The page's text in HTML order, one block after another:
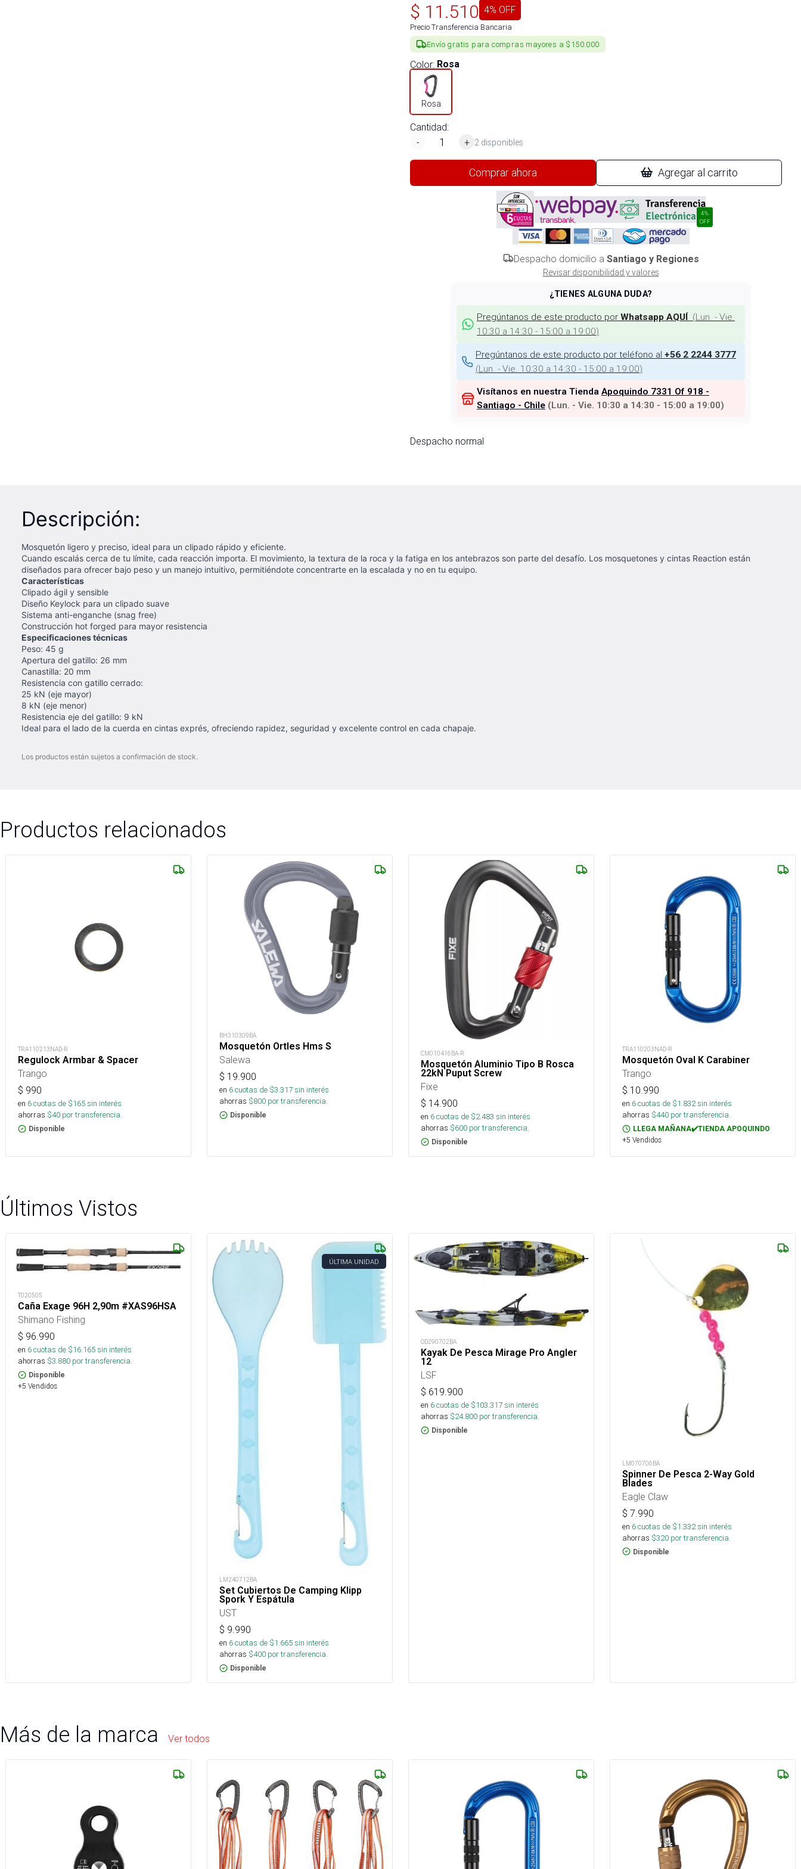
$ 11.510 4% OFF
Precio Transferencia Bancaria
Envío gratis para compras mayores a $150.000
Color: Rosa
Rosa
Cantidad:
-
+ 2 disponibles
Comprar ahora Agregar al carrito
4%
OFF
Despacho domicilio a Santiago y Regiones
Revisar disponibilidad y valores
¿TIENES ALGUNA DUDA?
Pregúntanos de este producto por Whatsapp AQUÍ (Lun. - Vie.
10:30 a 14:30 - 15:00 a 19:00)
Pregúntanos de este producto por teléfono al +56 2 2244 3777
(Lun. - Vie. 10:30 a 14:30 - 15:00 a 19:00)
Visítanos en nuestra Tienda Apoquindo 7331 Of 918 -
Santiago - Chile (Lun. - Vie. 10:30 a 14:30 - 15:00 a 19:00)
Despacho normal
Descripción:
Mosquetón ligero y preciso, ideal para un clipado rápido y eficiente.
Cuando escalás cerca de tu límite, cada reacción importa. El movimiento, la textura de la roca y la fatiga en los antebrazos son parte del desafío. Los mosquetones y cintas Reaction están
diseñados para ofrecer bajo peso y un manejo intuitivo, permitiéndote concentrarte en la escalada y no en tu equipo.
Características
Clipado ágil y sensible
Diseño Keylock para un clipado suave
Sistema anti-enganche (snag free)
Construcción hot forged para mayor resistencia
Especificaciones técnicas
Peso: 45 g
Apertura del gatillo: 26 mm
Canastilla: 20 mm
Resistencia con gatillo cerrado:
25 kN (eje mayor)
8 kN (eje menor)
Resistencia eje del gatillo: 9 kN
Ideal para el lado de la cuerda en cintas exprés, ofreciendo rapidez, seguridad y excelente control en cada chapaje.
Los productos están sujetos a confirmación de stock.
Productos relacionados
TRA110213NAD-R
Regulock Armbar & Spacer
Trango
$ 990
en 6cuotas de $165sin interés
ahorras $40 por transferencia.
Disponible
BH310309BA
Mosquetón Ortles Hms S
Salewa
$ 19.900
en 6cuotas de $3.317sin interés
ahorras $800 por transferencia.
Disponible
CM010416BA-R
Mosquetón Aluminio Tipo B Rosca
22kN Puput Screw
Fixe
$ 14.900
en 6cuotas de $2.483 sin interés
ahorras $600 por transferencia.
Disponible
TRA110203NAD-R
Mosquetón Oval K Carabiner
Trango
$ 10.990
en 6cuotas de $1.832sin interés
ahorras $440 por transferencia.
LLEGA MAÑANA✔️TIENDA APOQUINDO
+5 Vendidos
Últimos Vistos
T020505
Caña Exage 96H 2,90m #XAS96HSA
Shimano Fishing
$ 96.990
en 6cuotas de $16.165sin interés
ahorras $3.880 por transferencia.
Disponible
+5 Vendidos
ÚLTIMA UNIDAD
LM240712BA
Set Cubiertos De Camping Klipp
Spork Y Espátula
UST
$ 9.990
en 6cuotas de $1.665sin interés
ahorras $400 por transferencia.
Disponible
OD290702BA
Kayak De Pesca Mirage Pro Angler
12
LSF
$ 619.900
en 6cuotas de $103.317sin interés
ahorras $24.800 por transferencia.
Disponible
LM070706BA
Spinner De Pesca 2-Way Gold
Blades
Eagle Claw
$ 7.990
en 6cuotas de $1.332sin interés
ahorras $320 por transferencia.
Disponible
Más de la marca Ver todos